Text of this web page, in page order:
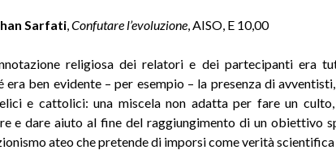
Sarfati, Confutare l’evoluzione, AISO, E 10,00
religiosa dei relatori e dei partecipanti era
era ben evidente – per esempio – la presenza di
e cattolici: una miscela non adatta per fare un
e dare aiuto al fine del raggiungimento di un obiettivo
ateo che pretende di imporsi come verità